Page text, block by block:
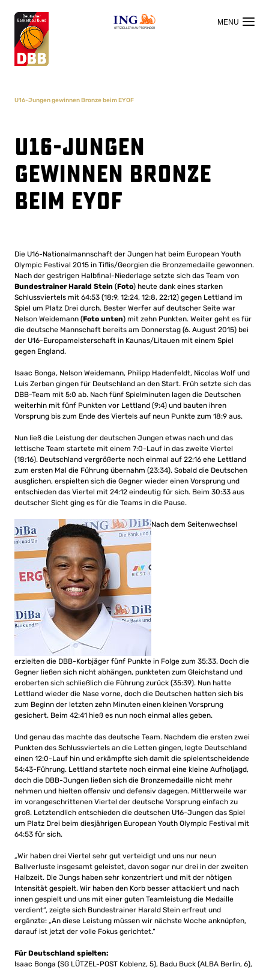
OFFIZIELLER HAUPTSPONSOR
U16-Jungen gewinnen Bronze beim EYOF
U16-Jungen
gewinnen Bronze
beim EYOF
Die U16-Nationalmannschaft der Jungen hat beim European Youth
Olympic Festival 2015 in Tiflis/Georgien die Bronzemedaille gewonnen.
Nach der gestrigen Halbfinal-Niederlage setzte sich das Team von
Bundestrainer Harald Stein (Foto) heute dank eines starken
Schlussviertels mit 64:53 (18:9, 12:24, 12:8, 22:12) gegen Lettland im
Spiel um Platz Drei durch. Bester Werfer auf deutscher Seite war
Nelson Weidemann (Foto unten) mit zehn Punkten. Weiter geht es für
die deutsche Mannschaft bereits am Donnerstag (6. August 2015) bei
der U16-Europameisterschaft in Kaunas/Litauen mit einem Spiel
gegen England.
Isaac Bonga, Nelson Weidemann, Philipp Hadenfeldt, Nicolas Wolf und
Luis Zerban gingen für Deutschland an den Start. Früh setzte sich das
DBB-Team mit 5:0 ab. Nach fünf Spielminuten lagen die Deutschen
weiterhin mit fünf Punkten vor Lettland (9:4) und bauten ihren
Vorsprung bis zum Ende des Viertels auf neun Punkte zum 18:9 aus.
Nun ließ die Leistung der deutschen Jungen etwas nach und das
lettische Team startete mit einem 7:0-Lauf in das zweite Viertel
(18:16). Deutschland vergrößerte noch einmal auf 22:16 ehe Lettland
zum ersten Mal die Führung übernahm (23:34). Sobald die Deutschen
ausglichen, erspielten sich die Gegner wieder einen Vorsprung und
entschieden das Viertel mit 24:12 eindeutig für sich. Beim 30:33 aus
deutscher Sicht ging es für die Teams in die Pause.
Nach dem Seitenwechsel
erzielten die DBB-Korbjäger fünf Punkte in Folge zum 35:33. Doch die
Gegner ließen sich nicht abhängen, punkteten zum Gleichstand und
eroberten sich schließlich die Führung zurück (35:39). Nun hatte
Lettland wieder die Nase vorne, doch die Deutschen hatten sich bis
zum Beginn der letzten zehn Minuten einen kleinen Vorsprung
gesichert. Beim 42:41 hieß es nun noch einmal alles geben.
Und genau das machte das deutsche Team. Nachdem die ersten zwei
Punkten des Schlussviertels an die Letten gingen, legte Deutschland
einen 12:0-Lauf hin und erkämpfte sich damit die spielentscheidende
54:43-Führung. Lettland startete noch einmal eine kleine Aufholjagd,
doch die DBB-Jungen ließen sich die Bronzemedaille nicht mehr
nehmen und hielten offensiv und defensiv dagegen. Mittlerweile war
im vorangeschrittenen Viertel der deutsche Vorsprung einfach zu
groß. Letztendlich entschieden die deutschen U16-Jungen das Spiel
um Platz Drei beim diesjährigen European Youth Olympic Festival mit
64:53 für sich.
„Wir haben drei Viertel sehr gut verteidigt und uns nur neun
Ballverluste insgesamt geleistet, davon sogar nur drei in der zweiten
Halbzeit. Die Jungs haben sehr konzentriert und mit der nötigen
Intensität gespielt. Wir haben den Korb besser attackiert und nach
innen gespielt und uns mit einer guten Teamleistung die Medaille
verdient“, zeigte sich Bundestrainer Harald Stein erfreut und
ergänzte: „An diese Leistung müssen wir nächste Woche anknüpfen,
darauf ist jetzt der volle Fokus gerichtet.“
Für Deutschland spielten:
Isaac Bonga (SG LÜTZEL-POST Koblenz, 5), Badu Buck (ALBA Berlin, 6),